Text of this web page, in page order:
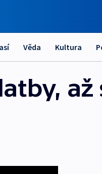
Věda Kultura
až